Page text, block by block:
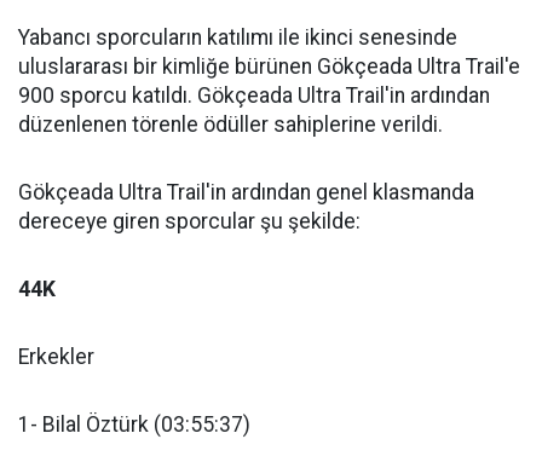
Yabancı sporcuların katılımı ile ikinci senesinde
uluslararası bir kimliğe bürünen Gökçeada Ultra Trail'e
900 sporcu katıldı. Gökçeada Ultra Trail'in ardından
düzenlenen törenle ödüller sahiplerine verildi.
Gökçeada Ultra Trail'in ardından genel klasmanda
dereceye giren sporcular şu şekilde:
44K
Erkekler
1- Bilal Öztürk (03:55:37)